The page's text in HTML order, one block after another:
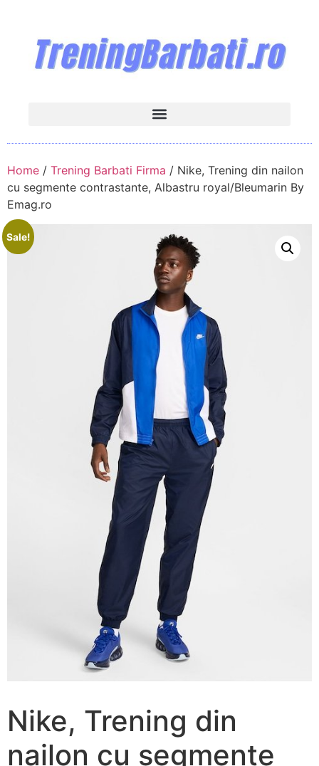
Home / Trening Barbati Firma / Nike, Trening din nailon
cu segmente contrastante, Albastru royal/Bleumarin By
Emag.ro
Sale!
Nike, Trening din
nailon cu segmente